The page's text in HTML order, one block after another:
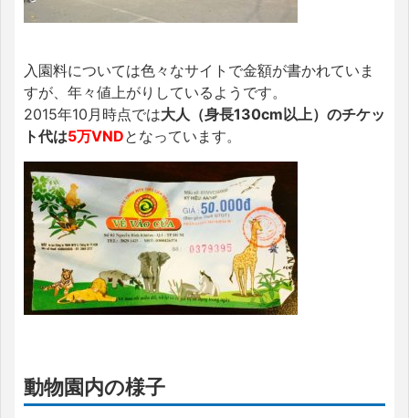
入園料については色々なサイトで金額が書かれていま
すが、年々値上がりしているようです。
2015年10月時点では大人（身長130cm以上）のチケッ
ト代は5万VNDとなっています。
動物園内の様子